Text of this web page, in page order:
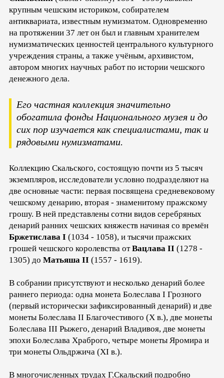
крупным чешским историком, собирателем
антиквариата, известным нумизматом. Одновременно
на протяжении 37 лет он был и главным хранителем
нумизматических ценностей центрального культурного
учреждения страны, а также учёным, архивистом,
автором многих научных работ по истории чешского
денежного дела.
Его частная коллекция значительно
обогатила фонды Национального музея и до
сих пор изучается как специалистами, так и
рядовыми нумизматами.
Коллекцию Скальского, состоящую почти из 5 тысяч
экземпляров, исследователи условно подразделяют на
две основные части: первая посвящена средневековому
чешскому денарию, вторая - знаменитому пражскому
грошу. В ней представлены сотни видов серебряных
денарий ранних чешских княжеств начиная со времён
Бржетислава I (1034 - 1058), и тысячи пражских
грошей чешского королевства отВацлава II (1278 -
1305) до Матьяша II (1557 - 1619).
В собрании присутствуют и несколько денарий более
раннего периода: одна монета Болеслава I Грозного
(первый исторически зафиксированный денарий) и две
монеты Болеслава II Благочестивого (X в.), две монеты
Болеслава III Рыжего, денарий Владивоя, две монеты
эпохи Болеслава Храброго, четыре монеты Яромира и
три монеты Ольдржича (XI в.).
В многочисленных трудах Г.Скальский подробно